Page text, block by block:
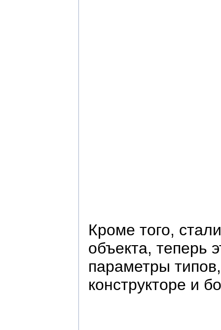
Кроме того,
объекта, теперь
параметры
конструкторе и